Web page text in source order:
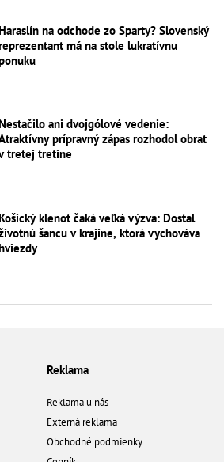
na odchode zo Sparty? Slovenský
má na stole lukratívnu
ani dvojgólové vedenie:
prípravný zápas rozhodol obrat
tretej tretine
klenot čaká veľká výzva: Dostal
šancu v krajine, ktorá vychováva
Reklama
Reklama u nás
Externá reklama
Obchodné podmienky